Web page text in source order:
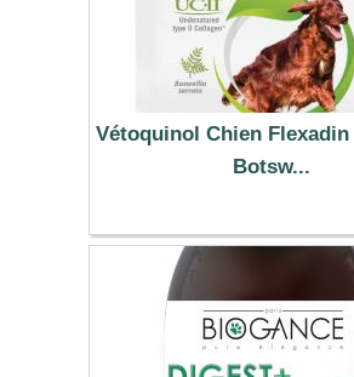
Vétoquinol Chien Flexadin
Botsw...
26.99 €